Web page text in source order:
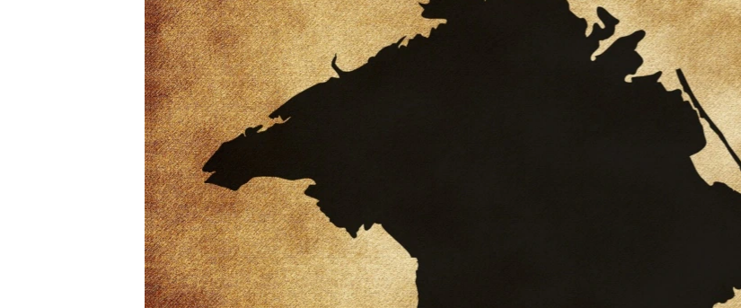
КРЫМ.НЕПОКОРЕННЫЙ
УКРАИНСКАЯ ПРОБЛЕМА КРЫМА